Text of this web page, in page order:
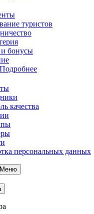
туристов
бонусы
Подробнее
качества
персональных данных
Меню